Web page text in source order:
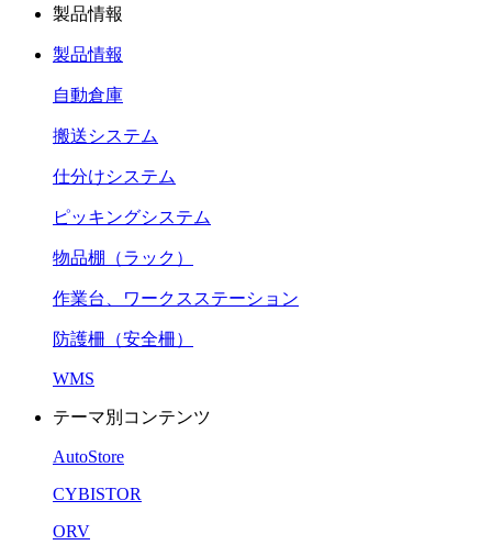
製品情報
製品情報
自動倉庫
搬送システム
仕分けシステム
ピッキングシステム
物品棚（ラック）
作業台、ワークスステーション
防護柵（安全柵）
WMS
テーマ別コンテンツ
AutoStore
CYBISTOR
ORV